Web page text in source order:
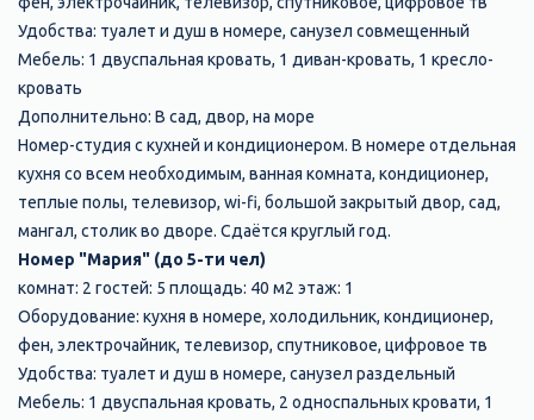
Удобства: туалет и душ в номере, санузел совмещенный
Мебель: 1 двуспальная кровать, 1 диван-кровать, 1 кресло-
кровать
Дополнительно: В сад, двор, на море
Номер-студия с кухней и кондиционером. В номере отдельная
кухня со всем необходимым, ванная комната, кондиционер,
теплые полы, телевизор, wi-fi, большой закрытый двор, сад,
мангал, столик во дворе. Сдаётся круглый год.
Номер "Мария" (до 5-ти чел)
комнат: 2 гостей: 5 площадь: 40 м2 этаж: 1
Оборудование: кухня в номере, холодильник, кондиционер,
фен, электрочайник, телевизор, спутниковое, цифровое тв
Удобства: туалет и душ в номере, санузел раздельный
Мебель: 1 двуспальная кровать, 2 односпальных кровати, 1